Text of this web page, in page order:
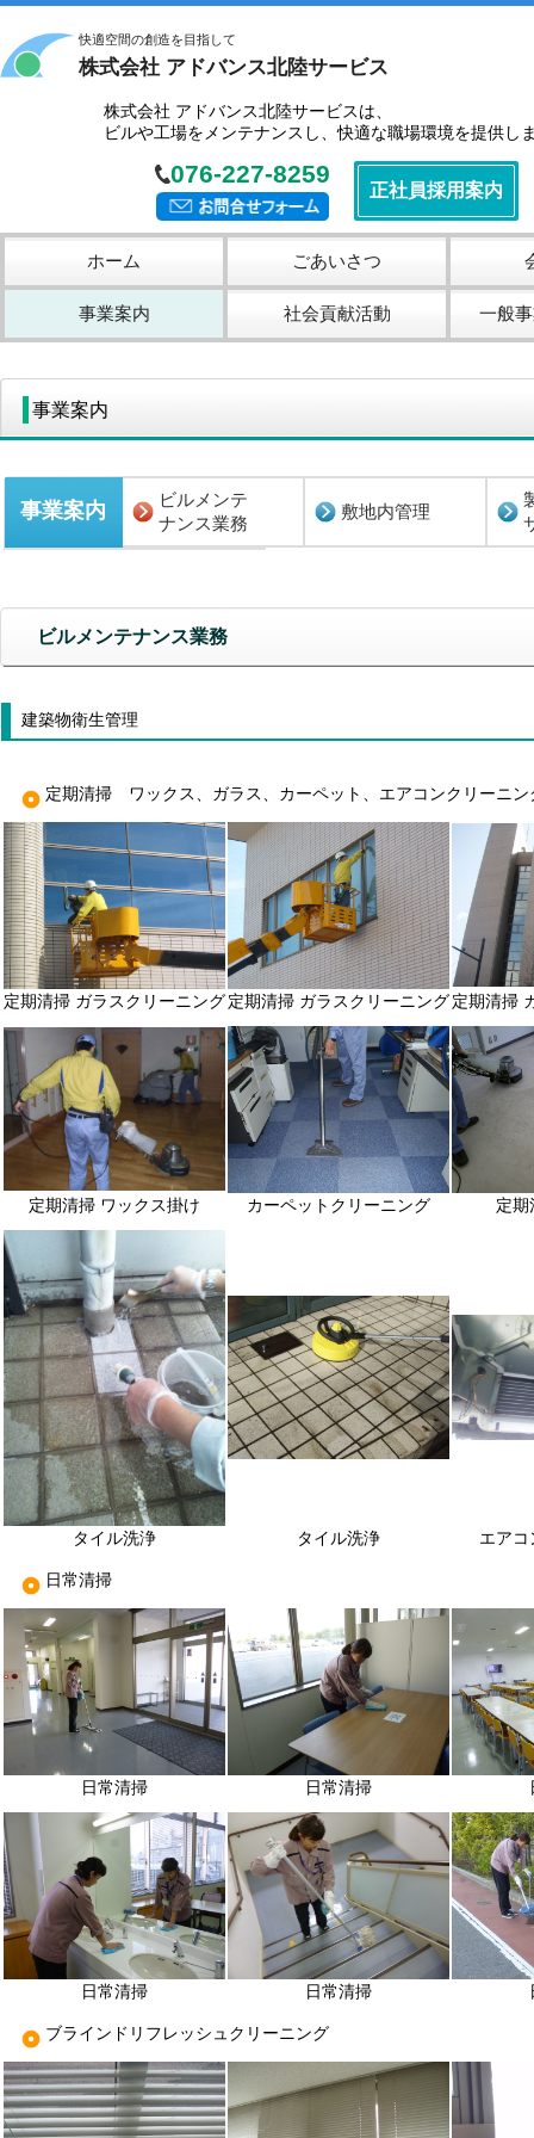
快適空間の創造を目指して
株式会社 アドバンス北陸サービス
株式会社 アドバンス北陸サービスは、
ビルや工場をメンテナンスし、快適な職場環境を提供し
076-227-8259
正社員採用案内
ホーム ごあいさつ
事業案内 社会貢献活動 一般
事業案内
事業案内
ビルメンテ
ナンス業務
敷地内管理
ビルメンテナンス業務
建築物衛生管理
定期清掃 ワックス、ガラス、カーペット、エアコンクリーニン
定期清掃 ガラスクリーニング定期清掃 ガラスクリーニング定期清掃
定期清掃 ワックス掛け カーペットクリーニング 定期
タイル洗浄 タイル洗浄 エアコ
日常清掃
日常清掃 日常清掃
日常清掃 日常清掃
ブラインドリフレッシュクリーニング